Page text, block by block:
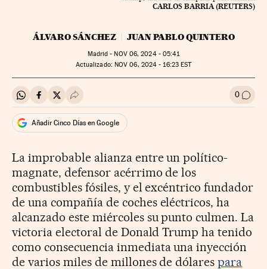
CARLOS BARRIA (REUTERS)
ÁLVARO SÁNCHEZ JUAN PABLO QUINTERO
Madrid - NOV06, 2024 - 05:41
actualizado: NOV 06, 2024 - 16:23EST
Compartir en Whatsapp
Compartir en Facebook
Compartir en Twitter
Desplegar Redes Sociales 0 Ir a
Añadir Cinco Días en Google
La improbable alianza entre un político-
magnate, defensor acérrimo de los
combustibles fósiles, y el excéntrico fundador
de una compañía de coches eléctricos, ha
alcanzado este miércoles su punto culmen. La
victoria electoral de Donald Trump ha tenido
como consecuencia inmediata una inyección
de varios miles de millones de dólarespara